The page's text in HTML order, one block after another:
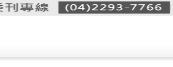
詢價單(0